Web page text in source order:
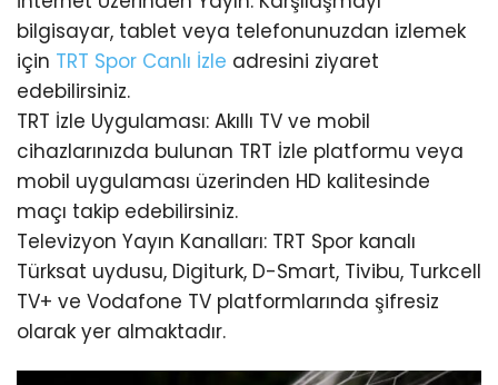
bilgisayar, tablet veya telefonunuzdan izlemek
için TRT Spor Canlı İzle adresini ziyaret
edebilirsiniz.
TRT İzle Uygulaması: Akıllı TV ve mobil
cihazlarınızda bulunan TRT İzle platformu veya
mobil uygulaması üzerinden HD kalitesinde
maçı takip edebilirsiniz.
Televizyon Yayın Kanalları: TRT Spor kanalı
Türksat uydusu, Digiturk, D-Smart, Tivibu, Turkcell
TV+ ve Vodafone TV platformlarında şifresiz
olarak yer almaktadır.